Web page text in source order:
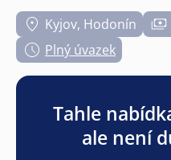
Kyjov, Hodonín
Plný úvazek
Tahle
ale není